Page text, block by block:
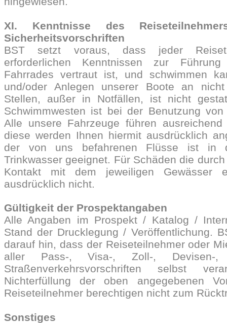
XI. Kenntnisse des
Sicherheitsvorschriften
BST setzt voraus, dass jeder
erforderlichen Kenntnissen zur
Fahrrades vertraut ist, und schwimmen
und/oder Anlegen unserer Boote an
Stellen, außer in Notfällen, ist nicht
Schwimmwesten ist bei der Benutzung
Alle unsere Fahrzeuge führen ausreichend
diese werden Ihnen hiermit ausdrücklich
der von uns befahrenen Flüsse ist in
Trinkwasser geeignet. Für Schäden die
Kontakt mit dem jeweiligen Gewässer
ausdrücklich nicht.
Gültigkeit der Prospektangaben
Alle Angaben im Prospekt / Katalog /
Stand der Drucklegung / Veröffentlichung.
darauf hin, dass der Reiseteilnehmer oder
aller Pass-, Visa-, Zoll-, Devisen-,
Straßenverkehrsvorschriften selbst
Nichterfüllung der oben angegebenen
Reiseteilnehmer berechtigen nicht zum
Sonstiges